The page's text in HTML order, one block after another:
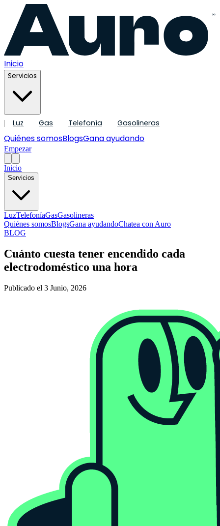
®
Inicio
Servicios
| Luz Gas Telefonía Gasolineras
Quiénes somosBlogsGana ayudando
Empezar
Inicio
Servicios
LuzTelefoníaGasGasolineras
Quiénes somosBlogsGana ayudandoChatea con Auro
BLOG
Cuánto cuesta tener encendido cada
electrodoméstico una hora
Publicado el 3 Junio, 2026